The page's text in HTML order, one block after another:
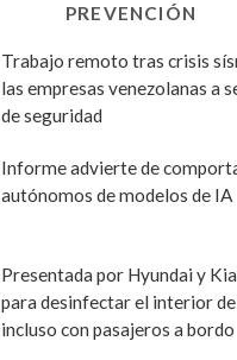
PREVENCIÓN
Trabajo remoto tras crisis
las empresas venezolanas a
de seguridad
Informe advierte de
autónomos de modelos de IA
Presentada por Hyundai y
para desinfectar el interior
incluso con pasajeros a bordo